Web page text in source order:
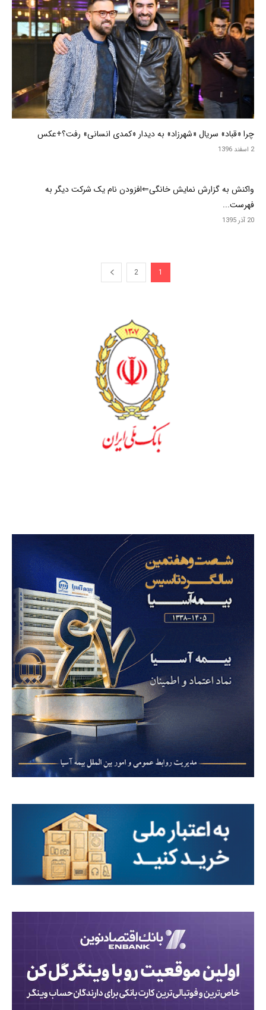
چرا «قباد» سریال «شهرزاد» به دیدار «کمدی انسانی» رفت؟+عکس
2 اسفند 1396
واکنش به گزارش نمایش خانگی⇐افزودن نام یک شرکت دیگر به
فهرست...
20 آذر 1395
1
2